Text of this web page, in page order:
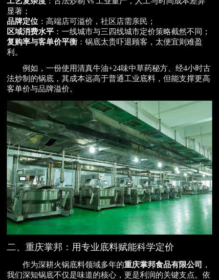
显著；
品牌定位 ：高端店可溢价，社区店需亲民；
区域消费水平 ：一线城市与三四线城市定价策略截然不同；
复购率与客单价平衡 ：锅底太贵吓退顾客，太便宜则难盈
利。
例如，一份使用清真牛油+24味中草药秘方、经4小时古
法炒制的锅底，其成本远高于普通工业底料，但能支撑更高
客单价与品牌溢价。
二、重庆掌邦：用专业底料赋能科学定价
作为深耕火锅底料领域多年的重庆掌邦食品有限公司
，
我们深知锅底不仅是味道的核心，更是利润的关键支点。依